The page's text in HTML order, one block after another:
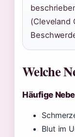
(Cleveland
Welche
Häufige
Blut im